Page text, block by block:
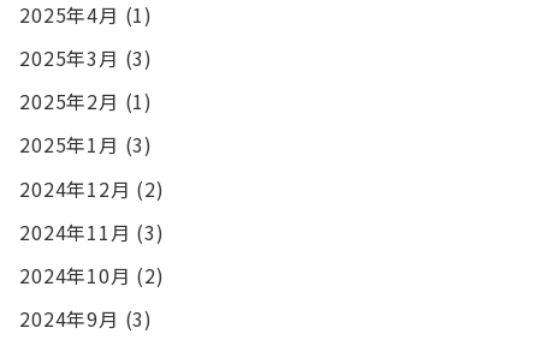
2025年4月 (1)
2025年3月 (3)
2025年2月 (1)
2025年1月 (3)
2024年12月 (2)
2024年11月 (3)
2024年10月 (2)
2024年9月 (3)